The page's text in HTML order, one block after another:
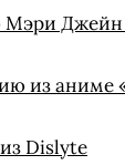
Мэри
из аниме
Dislyte